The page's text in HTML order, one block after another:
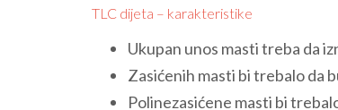
TLC dijeta – karakteristike
Ukupan unos masti treba da
Zasićenih masti bi trebalo da
Polinezasićene masti bi